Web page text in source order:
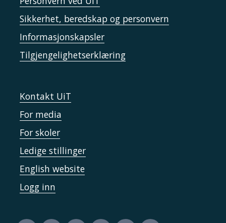
Sikkerhet, beredskap og personvern
Informasjonskapsler
Tilgjengelighetserklæring
Kontakt UiT
For media
For skoler
Ledige stillinger
English website
Logg inn